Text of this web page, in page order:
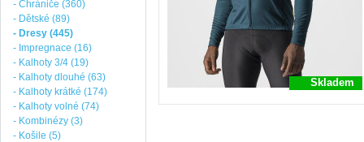
Skladem
- Chrániče (360)
- Dětské (89)
- Dresy (445)
- Impregnace (16)
- Kalhoty 3/4 (19)
- Kalhoty dlouhé (63)
- Kalhoty krátké (174)
- Kalhoty volné (74)
- Kombinézy (3)
- Košile (5)